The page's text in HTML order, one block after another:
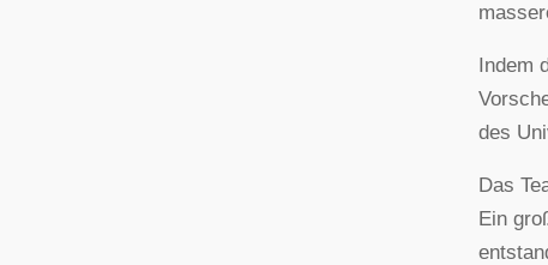
Indem
des
Das
Ein